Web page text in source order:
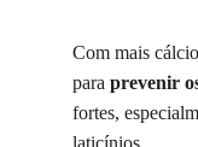
Com mais
para prevenir
fortes,
laticínios.